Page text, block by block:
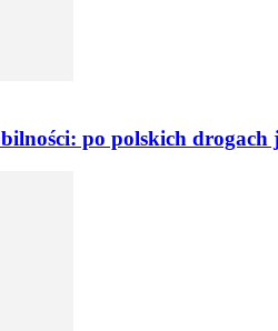
po polskich drogach